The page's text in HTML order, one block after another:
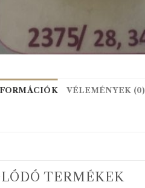
VÉLEMÉNYEK (0)
TERMÉKEK